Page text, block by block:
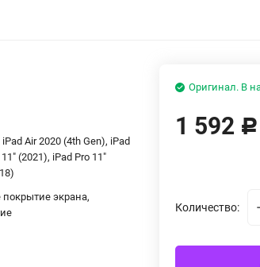
Air 2020 (4th Gen), iPad
(2021), iPad Pro 11"
экрана,
Оригинал. В
1 592 Р
Количество: